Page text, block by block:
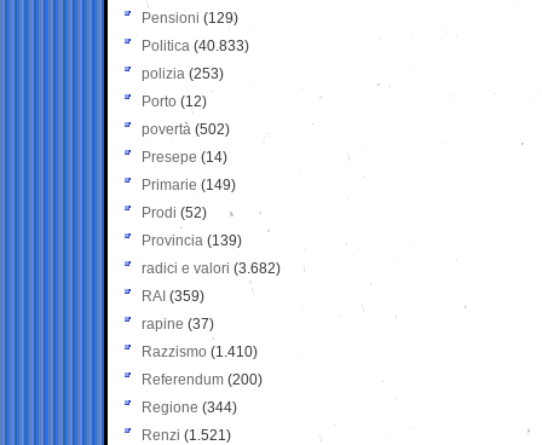
Pensioni (129)
Politica (40.833)
polizia (253)
Porto (12)
povertà (502)
Presepe (14)
Primarie (149)
Prodi (52)
Provincia (139)
radici e valori (3.682)
RAI (359)
rapine (37)
Razzismo (1.410)
Referendum (200)
Regione (344)
Renzi (1.521)